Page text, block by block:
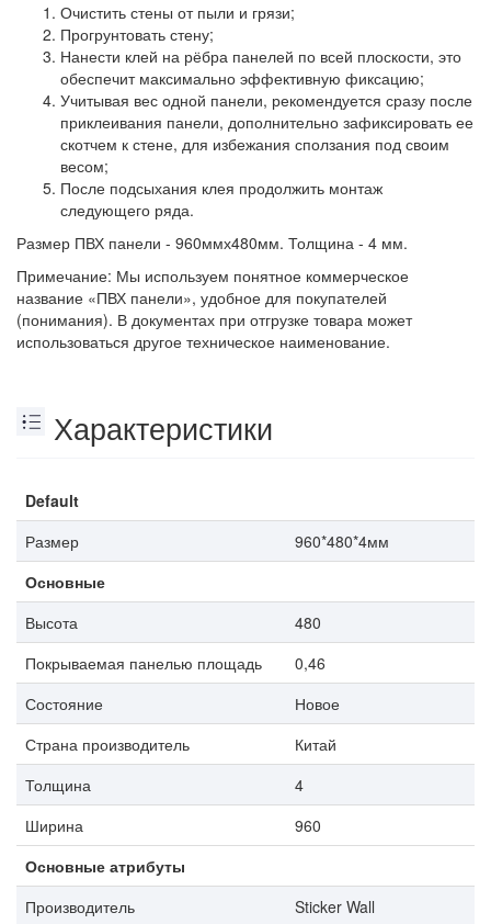
Очистить стены от пыли и грязи;
Прогрунтовать стену;
Нанести клей на рёбра панелей по всей плоскости, это
обеспечит максимально эффективную фиксацию;
Учитывая вес одной панели, рекомендуется сразу после
приклеивания панели, дополнительно зафиксировать ее
скотчем к стене, для избежания сползания под своим
весом;
После подсыхания клея продолжить монтаж
следующего ряда.
Размер ПВХ панели - 960ммх480мм. Толщина - 4 мм.
Примечание: Мы используем понятное коммерческое
название «ПВХ панели», удобное для покупателей
(понимания). В документах при отгрузке товара может
использоваться другое техническое наименование.
Характеристики
Default
Размер
960*480*4мм
Основные
Высота
480
Покрываемая панелью площадь
0,46
Состояние
Новое
Страна производитель
Китай
Толщина
4
Ширина
960
Основные атрибуты
Производитель
Sticker Wall